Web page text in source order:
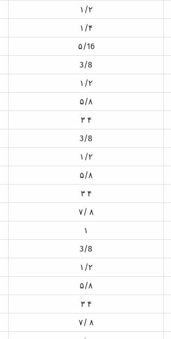
۱/۲
۱/۴
۵/16
3/8
۱/۲
۵/۸
۳ ۴
3/8
۱/۲
۵/۸
۳ ۴
۷/ ۸
۱
3/8
۱/۲
۵/۸
۳ ۴
۷/ ۸